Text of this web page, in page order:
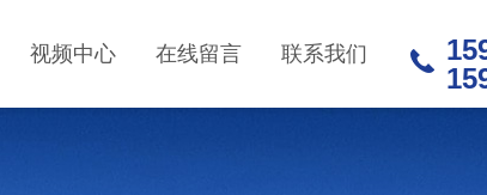
视频中心 在线留言 联系我们